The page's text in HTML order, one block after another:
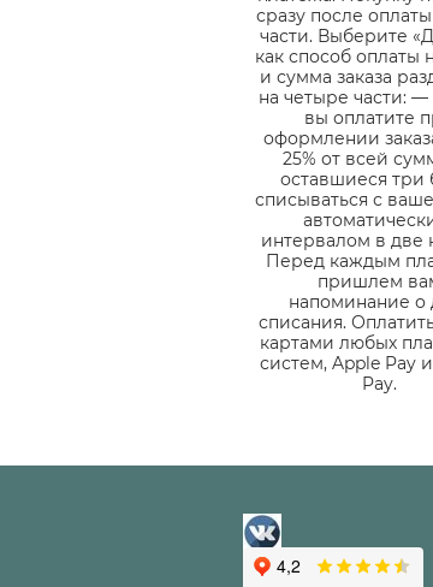
сразу после
части. Выберите
как способ оплаты
и сумма заказа
на четыре части:
вы оплатите
оформлении
25% от всей
оставшиеся три
списываться с
интервалом в две
Перед каждым
пришлем
напоминание о
списания.
картами любых
систем, Apple Pay
Pay.